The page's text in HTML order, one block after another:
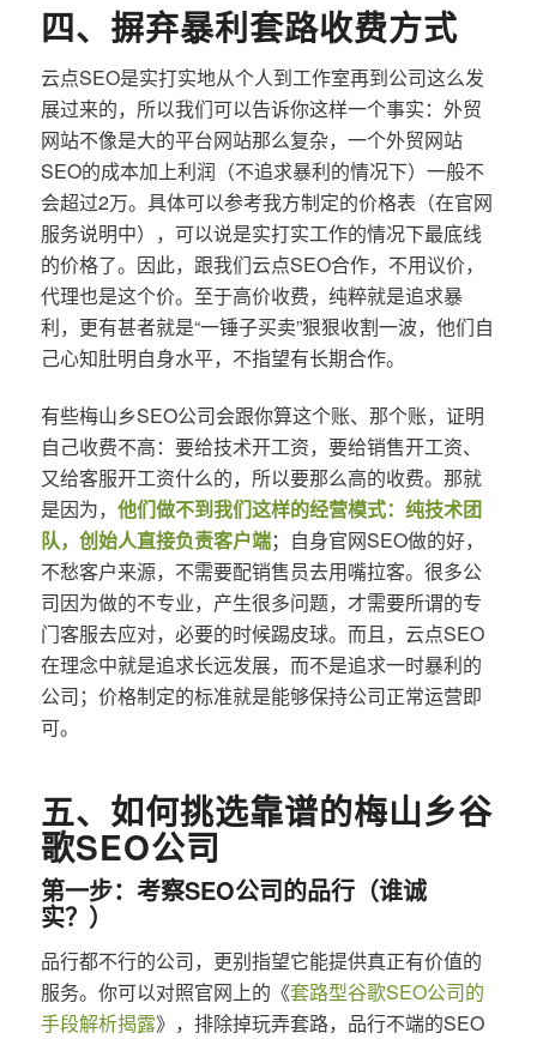
四、摒弃暴利套路收费方式
云点SEO是实打实地从个人到工作室再到公司这么发
展过来的，所以我们可以告诉你这样一个事实：外贸
网站不像是大的平台网站那么复杂，一个外贸网站
SEO的成本加上利润（不追求暴利的情况下）一般不
会超过2万。具体可以参考我方制定的价格表（在官网
服务说明中），可以说是实打实工作的情况下最底线
的价格了。因此，跟我们云点SEO合作，不用议价，
代理也是这个价。至于高价收费，纯粹就是追求暴
利，更有甚者就是“一锤子买卖”狠狠收割一波，他们自
己心知肚明自身水平，不指望有长期合作。
有些梅山乡SEO公司会跟你算这个账、那个账，证明
自己收费不高：要给技术开工资，要给销售开工资、
又给客服开工资什么的，所以要那么高的收费。那就
是因为， 他们做不到我们这样的经营模式：纯技术团
队，创始人直接负责客户端；自身官网SEO做的好，
不愁客户来源，不需要配销售员去用嘴拉客。很多公
司因为做的不专业，产生很多问题，才需要所谓的专
门客服去应对，必要的时候踢皮球。而且，云点SEO
在理念中就是追求长远发展，而不是追求一时暴利的
公司；价格制定的标准就是能够保持公司正常运营即
可。
五、如何挑选靠谱的梅山乡谷
歌SEO公司
第一步：考察SEO公司的品行（谁诚
实？）
品行都不行的公司，更别指望它能提供真正有价值的
服务。你可以对照官网上的《套路型谷歌SEO公司的
手段解析揭露》，排除掉玩弄套路，品行不端的SEO